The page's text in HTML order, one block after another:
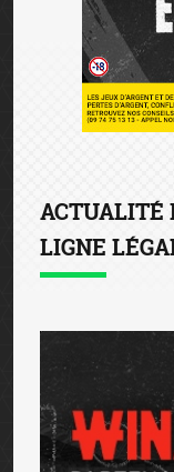
ACTUALITÉ
LIGNE